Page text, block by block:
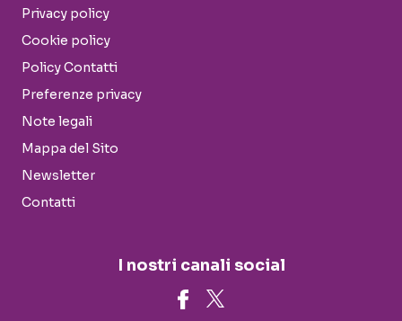
Privacy policy
Cookie policy
Policy Contatti
Preferenze privacy
Note legali
Mappa del Sito
Newsletter
Contatti
I nostri canali social